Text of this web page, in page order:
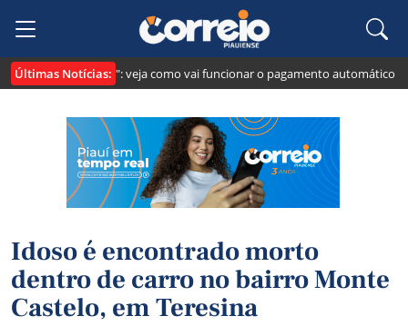
Últimas Notícias:
o "Pix Pensão": veja como vai funcionar o pagamento automático da
Idoso é encontrado morto
dentro de carro no bairro Monte
Castelo, em Teresina